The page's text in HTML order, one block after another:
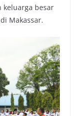
besar
Makassar.